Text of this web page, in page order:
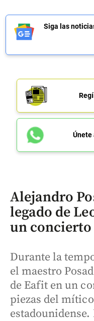
Siga las
Únete
Alejandro
legado de
un concierto
Durante la
el maestro
de Eafit en un
piezas del